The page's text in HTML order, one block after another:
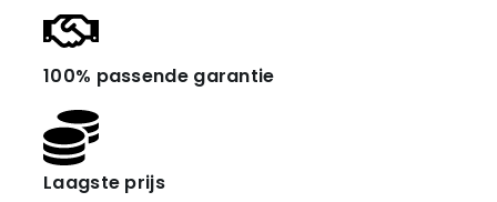
100% passende garantie
Laagste prijs